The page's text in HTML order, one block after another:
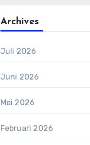
Archives
Juli 2026
Juni 2026
Mei 2026
Februari 2026